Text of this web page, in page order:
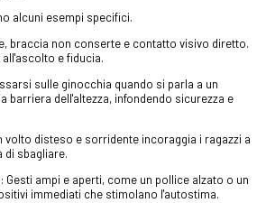
alcuni esempi specifici.
braccia non conserte e contatto visivo diretto.
e fiducia.
sulle ginocchia quando si parla a un
barriera dell'altezza, infondendo sicurezza e
volto disteso e sorridente incoraggia i ragazzi a
di sbagliare.
: Gesti ampi e aperti, come un pollice alzato o un
immediati che stimolano l'autostima.